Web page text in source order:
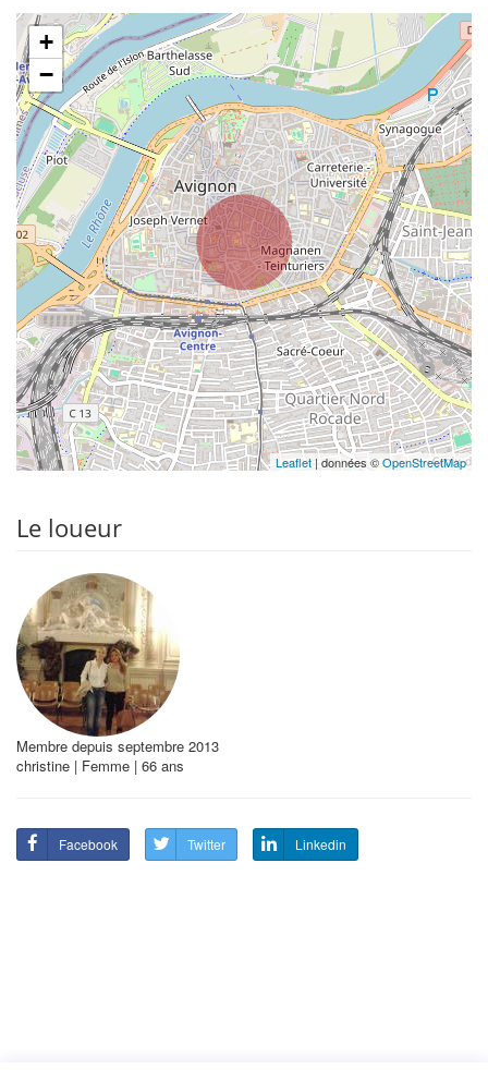
+
−
Leaflet | données ©OpenStreetMap
Le loueur
Membre depuis septembre 2013
christine | Femme | 66 ans
Facebook Twitter Linkedin